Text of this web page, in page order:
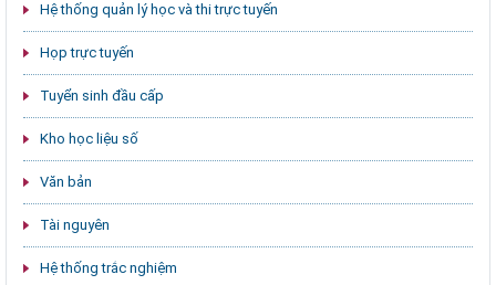
Hệ thống quản lý học và thi trực tuyến
Họp trực tuyến
Tuyển sinh đầu cấp
Kho học liệu số
Văn bản
Tài nguyên
Hệ thống trắc nghiệm